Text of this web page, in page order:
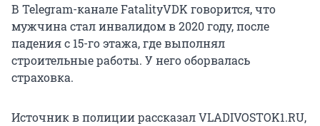
В Telegram-канале FatalityVDK говорится, что
мужчина стал инвалидом в 2020 году, после
падения с 15-го этажа, где выполнял
строительные работы. У него оборвалась
страховка.
Источник в полиции рассказал VLADIVOSTOK1.RU,